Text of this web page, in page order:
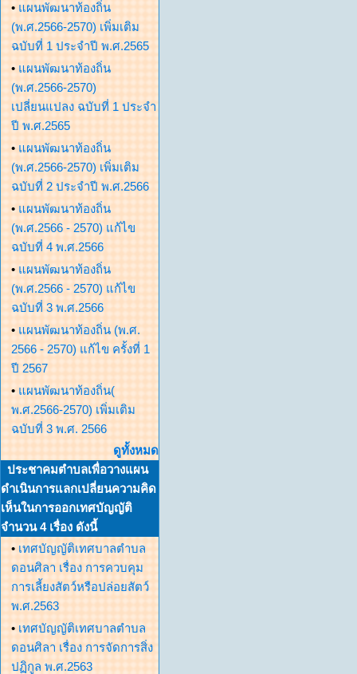
• แผนพัฒนาท้องถิ่น
(พ.ศ.2566-2570) เพิ่มเติม
ฉบับที่ 1 ประจำปี พ.ศ.2565
• แผนพัฒนาท้องถิ่น
(พ.ศ.2566-2570)
เปลี่ยนแปลง ฉบับที่ 1 ประจำ
ปี พ.ศ.2565
• แผนพัฒนาท้องถิ่น
(พ.ศ.2566-2570) เพิ่มเติม
ฉบับที่ 2 ประจำปี พ.ศ.2566
• แผนพัฒนาท้องถิ่น
(พ.ศ.2566 - 2570) แก้ไข
ฉบับที่ 4 พ.ศ.2566
• แผนพัฒนาท้องถิ่น
(พ.ศ.2566 - 2570) แก้ไข
ฉบับที่ 3 พ.ศ.2566
• แผนพัฒนาท้องถิ่น (พ.ศ.
2566 - 2570) แก้ไข ครั้งที่ 1
ปี 2567
• แผนพัฒนาท้องถิ่น(
พ.ศ.2566-2570) เพิ่มเติม
ฉบับที่ 3 พ.ศ. 2566
ดูทั้งหมด
ประชาคมตำบลเพื่อวางแผน
ดำเนินการแลกเปลี่ยนความคิด
เห็นในการออกเทศบัญญัติ
จำนวน 4 เรื่อง ดังนี้
• เทศบัญญัติเทศบาลตำบล
ดอนศิลา เรื่อง การควบคุม
การเลี้ยงสัตว์หรือปล่อยสัตว์
พ.ศ.2563
• เทศบัญญัติเทศบาลตำบล
ดอนศิลา เรื่อง การจัดการสิ่ง
ปฏิกูล พ.ศ.2563